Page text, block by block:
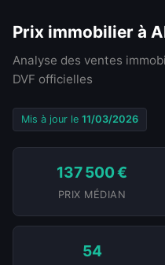
Prix immobilier à
Analyse des ventes
DVF officielles
Mis à jour le 11/03/2026
137 500 €
PRIX MÉDIAN
54